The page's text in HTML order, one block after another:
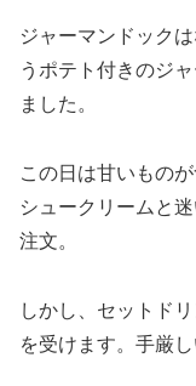
ジャーマンドック
うポテト付きのジ
ました。
この日は甘いもの
シュークリームと
注文。
しかし、セットド
を受けます。手厳し